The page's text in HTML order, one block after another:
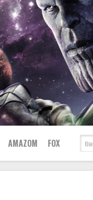
AMAZOM FOX